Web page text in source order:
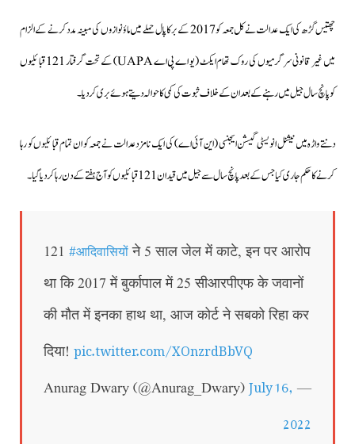
چھتیس گڑھ کی ایک عدالت نے کل جمعہ کو 2017 کے برکاپال حملے میں ماؤنوازوں کی مبینہ مدد کرنے کے الزام
میں غیر قانونی سرگرمیوں کی روک تھام ایکٹ (یو اے پی اے UAPA) کے تحت گرفتار 121 قبائلیوں
کوپانچ سال جیل میں رہنے کے بعد ان کے خلاف ثبوت کی کمی کا حوالہ دیتے ہوئے بری کر دیا۔
دنتے واڑہ میں نیشنل انویسٹی گیشن ایجنسی (این آئی اے) کی ایک نامزد عدالت نے جمعہ کو ان تمام قبائلیوں کو رہا
کرنے کاحکم جاری کیا جس کے بعد پانچ سال سے جیل میں قید ان 121 قبائلیوں کو آج ہفتے کے دن رہا کر دیا گیا۔
121 #आदिवासियोंने 5 साल जेल में काटे, इन पर आरोप
था कि 2017 में बुर्कापाल में 25 सीआरपीएफ के जवानों
की मौत में इनका हाथ था, आज कोर्ट ने सबको रिहा कर
दिया! pic.twitter.com/XOnzrdBbVQ
— Anurag Dwary (@Anurag_Dwary)
July 16,
2022